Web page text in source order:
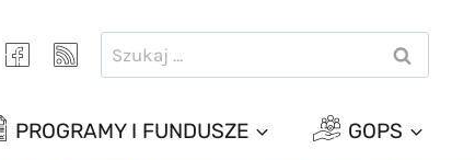
Szukaj:
PROGRAMY I FUNDUSZE GOPS